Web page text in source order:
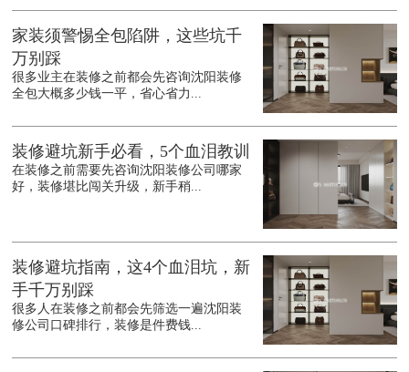
家装须警惕全包陷阱，这些坑千
万别踩
很多业主在装修之前都会先咨询沈阳装修
全包大概多少钱一平，省心省力...
装修避坑新手必看，5个血泪教训
在装修之前需要先咨询沈阳装修公司哪家
好，装修堪比闯关升级，新手稍...
装修避坑指南，这4个血泪坑，新
手千万别踩
很多人在装修之前都会先筛选一遍沈阳装
修公司口碑排行，装修是件费钱...